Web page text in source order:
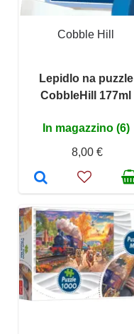
Cobble Hill
Lepidlo na puzzle
CobbleHill 177ml
In magazzino (6)
8,00 €